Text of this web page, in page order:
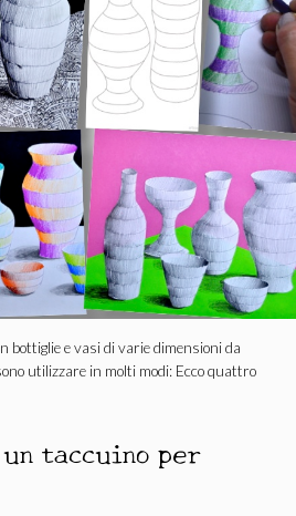
bottiglie e vasi di varie dimensioni da
utilizzare in molti modi: Ecco quattro
taccuino per